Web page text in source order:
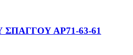
ΑΡ71-63-61